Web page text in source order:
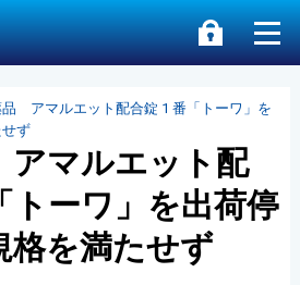
アマルエット配合錠 1 番「トーワ」を
ず
マルエット配
トーワ」を出荷停
を満たせず